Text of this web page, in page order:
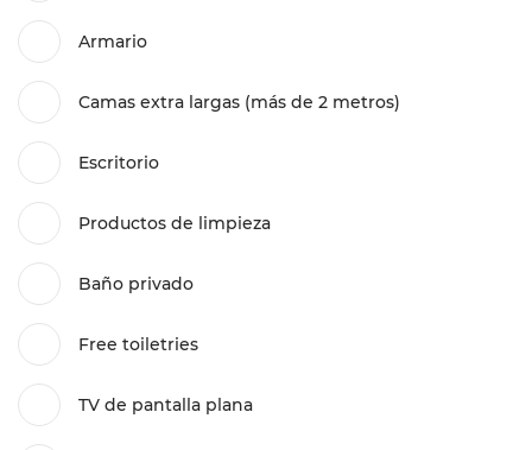
Armario
Camas extra largas (más de 2 metros)
Escritorio
Productos de limpieza
Baño privado
Free toiletries
TV de pantalla plana